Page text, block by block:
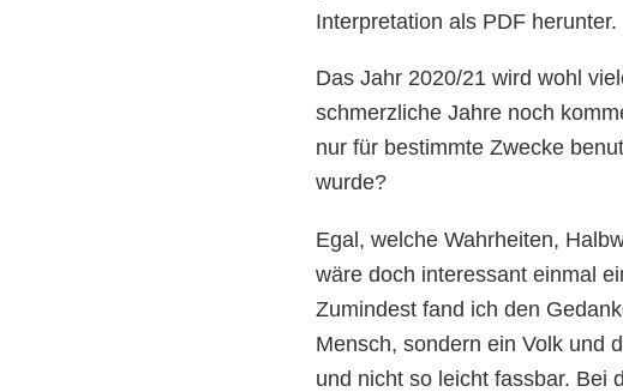
Interpretation als PDF
Das Jahr 2020/21 wird wohl
schmerzliche Jahre noch
nur für bestimmte Zwecke
wurde?
Egal, welche Wahrheiten,
wäre doch interessant einmal
Zumindest fand ich den
Mensch, sondern ein Volk und
und nicht so leicht fassbar. Bei